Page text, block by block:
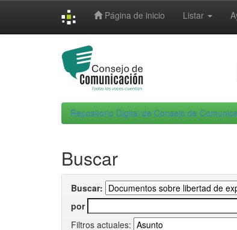
Página de inicio Listar
Repositorio Digital de Consejo de
Buscar
Buscar:
por
Filtros actuales: